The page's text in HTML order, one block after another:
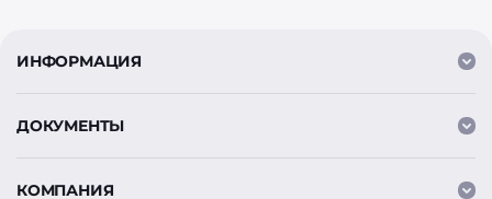
ИНФОРМАЦИЯ
ДОКУМЕНТЫ
КОМПАНИЯ